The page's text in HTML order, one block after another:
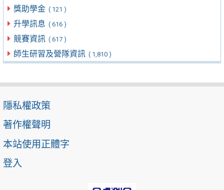
獎助學金 ( 121 )
升學訊息 ( 616 )
競賽資訊 ( 617 )
師生研習及營隊資訊 ( 1,810 )
隱私權政策
著作權聲明
本站使用正體字
登入